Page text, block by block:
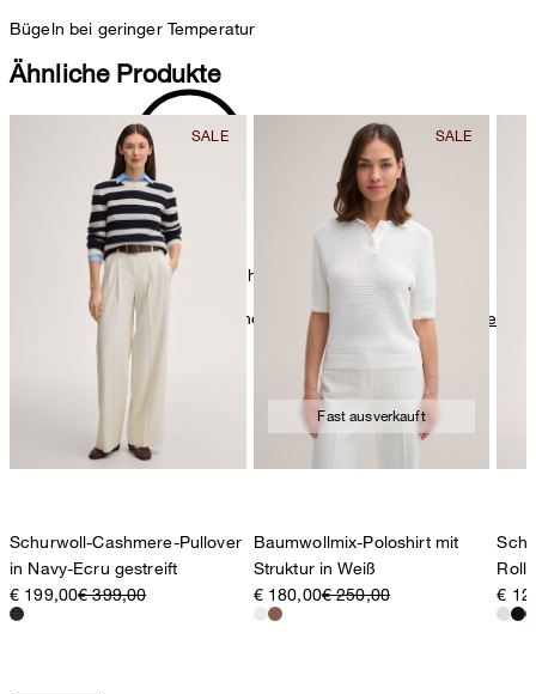
Bügeln bei geringer Temperatur
chemische Reinigung mit Perchlorethylen, schonend
Weitere Pflegeinformationen finden Sie unter:
Unsere Qualitäten:
Ähnliche Produkte
Schurwoll-Cashmere-Pullover
in Navy-Ecru gestreift
€ 199,00€ 399,00
Fast ausverkauft
Baumwollmix-Poloshirt mit
Struktur in Weiß
€ 180,00€ 250,00
€